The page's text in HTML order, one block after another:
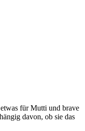
für Mutti und brave
davon, ob sie das